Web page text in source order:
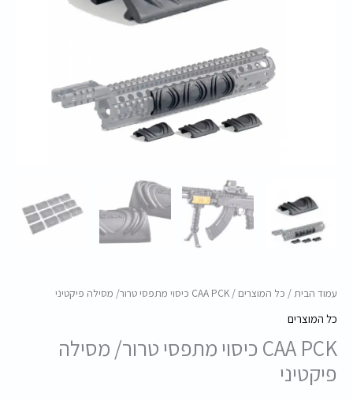
עמוד הבית/ כל המוצרים / CAA PCK כיסוי מתפסי טרור/ מסילה פיקטיני
כל המוצרים
CAA PCK כיסוי מתפסי טרור/ מסילה
פיקטיני